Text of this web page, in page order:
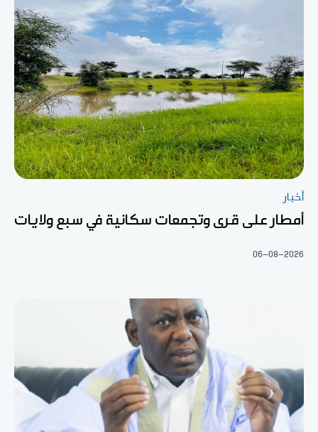
أخبار
أمطار على قرى وتجمعات سكانية في سبع ولايات
06-08-2026